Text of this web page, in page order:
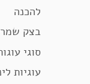
להכנה
בצק
סוגי
עוגיות